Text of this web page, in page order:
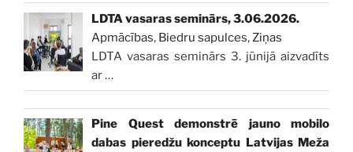
LDTA vasaras seminārs, 3.06.2026.
Apmācības, Biedru sapulces, Ziņas
LDTA vasaras seminārs 3. jūnijā aizvadīts
ar…
Pine Quest demonstrē jauno mobilo
dabas pieredžu konceptu Latvijas Meža